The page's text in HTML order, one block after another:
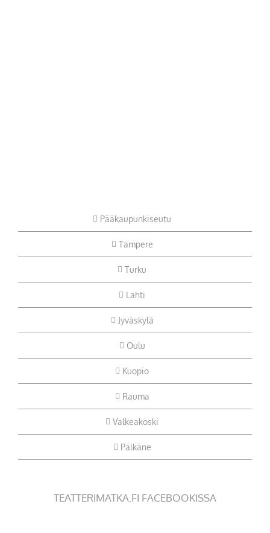
Pääkaupunkiseutu
Tampere
Turku
Lahti
Jyväskylä
Oulu
Kuopio
Rauma
Valkeakoski
Pälkäne
TEATTERIMATKA.FI FACEBOOKISSA